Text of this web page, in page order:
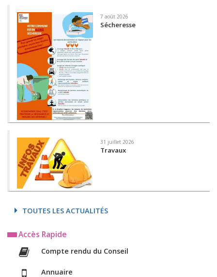
7 août 2026
Sécheresse
31 juillet 2026
Travaux
TOUTES LES ACTUALITÉS
Accès Rapide
Compte rendu du Conseil
Annuaire